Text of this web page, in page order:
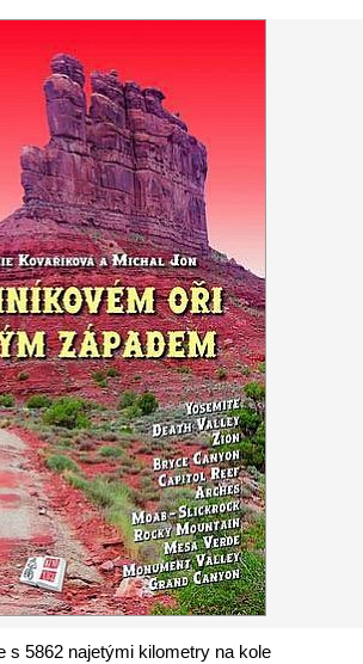
s 5862 najetými kilometry na kole